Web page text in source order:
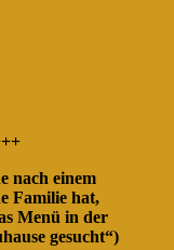
nach einem
Familie hat,
Menü in der
gesucht“)